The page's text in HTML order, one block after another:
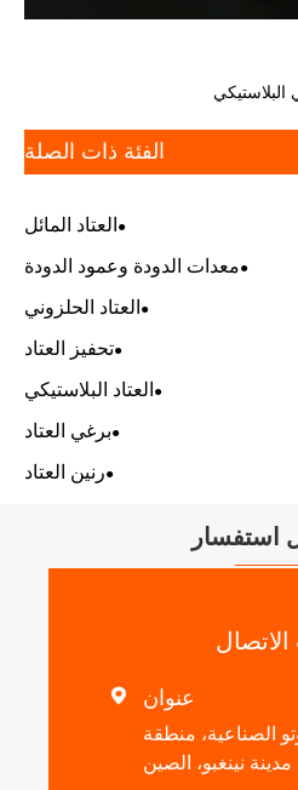
البلاستيكي
الفئة ذات الصلة
العتاد المائل
معدات الدودة وعمود الدودة
العتاد الحلزوني
تحفيز العتاد
العتاد البلاستيكي
برغي العتاد
رنين العتاد
استفسار
 عنوان
الصناعية، منطقة
نينغبو، الصين